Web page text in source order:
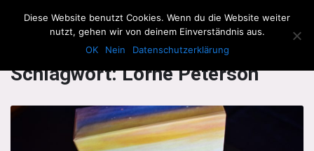
The Howling Men
Schlagwort:Lorne Peterson
Diese Website benutzt Cookies. Wenn du die Website weiter
nutzt, gehen wir von deinem Einverständnis aus.
OK
Nein Datenschutzerklärung